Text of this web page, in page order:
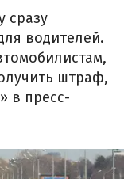
сразу
водителей.
штраф,
в пресс-